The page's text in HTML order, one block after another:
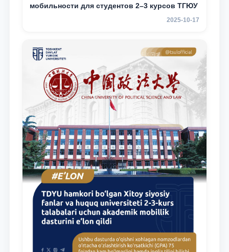
мобильности для студентов 2–3 курсов ТГЮУ
2025-10-17